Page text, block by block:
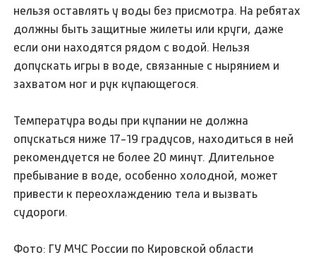
нельзя оставлять у воды без присмотра. На ребятах
должны быть защитные жилеты или круги, даже
если они находятся рядом с водой. Нельзя
допускать игры в воде, связанные с нырянием и
захватом ног и рук купающегося.
Температура воды при купании не должна
опускаться ниже 17-19 градусов, находиться в ней
рекомендуется не более 20 минут. Длительное
пребывание в воде, особенно холодной, может
привести к переохлаждению тела и вызвать
судороги.
Фото: ГУ МЧС России по Кировской области